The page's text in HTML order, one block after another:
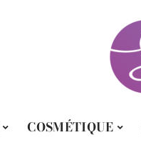
COSMÉTIQUE